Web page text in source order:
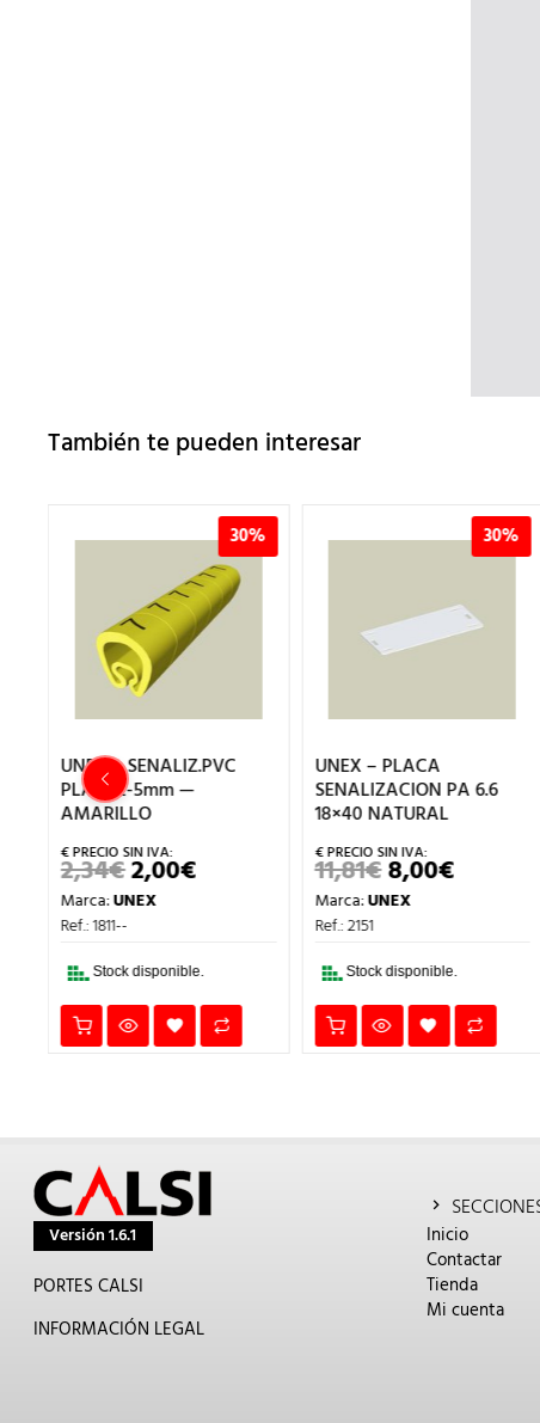
También te pueden interesar
30%
UNEX – SENALIZ.PVC
PLAST.2-5mm —
AMARILLO
2,34€EL
PRECIO
ORIGINAL
2,00€EL
PRECIO
Marca:UNEX
Ref.: 1811--
Stock disponible.
30%
UNEX – PLACA
SENALIZACION PA 6.6
18×40 NATURAL
11,81€EL
PRECIO
ORIGINAL
8,00€EL
PRECIO
Marca:UNEX
Ref.: 2151
Stock disponible.
Versión 1.6.1
PORTES CALSI
INFORMACIÓN LEGAL
Inicio
Contactar
Tienda
Mi cuenta